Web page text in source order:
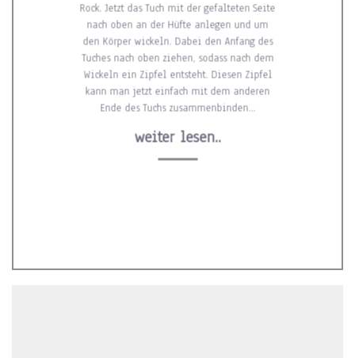
Bei ihren Bestellungen über 40€ versende wir ihre
Einkäufe innerhalbs Deutschland kostenlos.
Bei ihren Bestellungen über 40€ versende wir ihre
Einkäufe innerhalbs Deutschland kostenlos.
Rock. Jetzt das Tuch mit der gefalteten Seite
nach oben an der Hüfte anlegen und um
den Körper wickeln. Dabei den Anfang des
Tuches nach oben ziehen, sodass nach dem
Wickeln ein Zipfel entsteht. Diesen Zipfel
kann man jetzt einfach mit dem anderen
Ende des Tuchs zusammenbinden…
weiter lesen..